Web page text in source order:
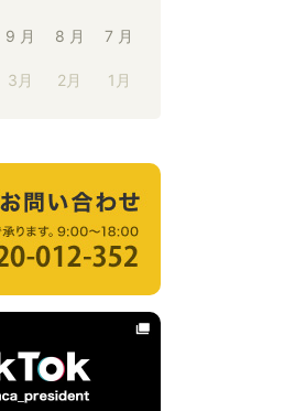
9 月 8 月 7 月
3月 2月 1月